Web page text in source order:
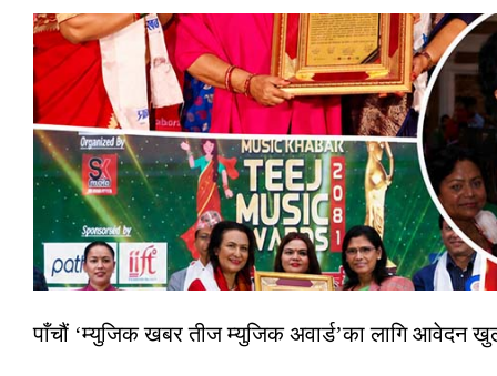
पाँचौं ‘म्युजिक खबर तीज म्युजिक अवार्ड’का लागि आवेदन